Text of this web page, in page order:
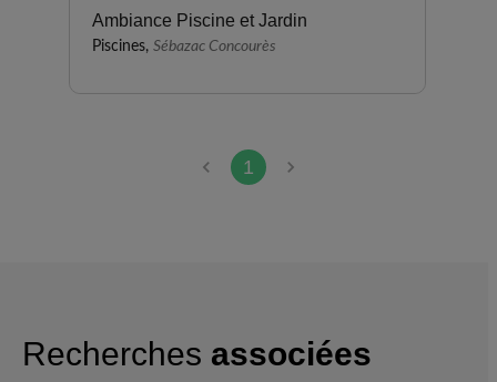
Ambiance Piscine et Jardin
Piscines, Sébazac Concourès
1
Recherches associées